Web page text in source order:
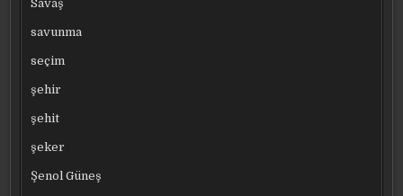
Savaş
savunma
seçim
şehir
şehit
şeker
Şenol Güneş